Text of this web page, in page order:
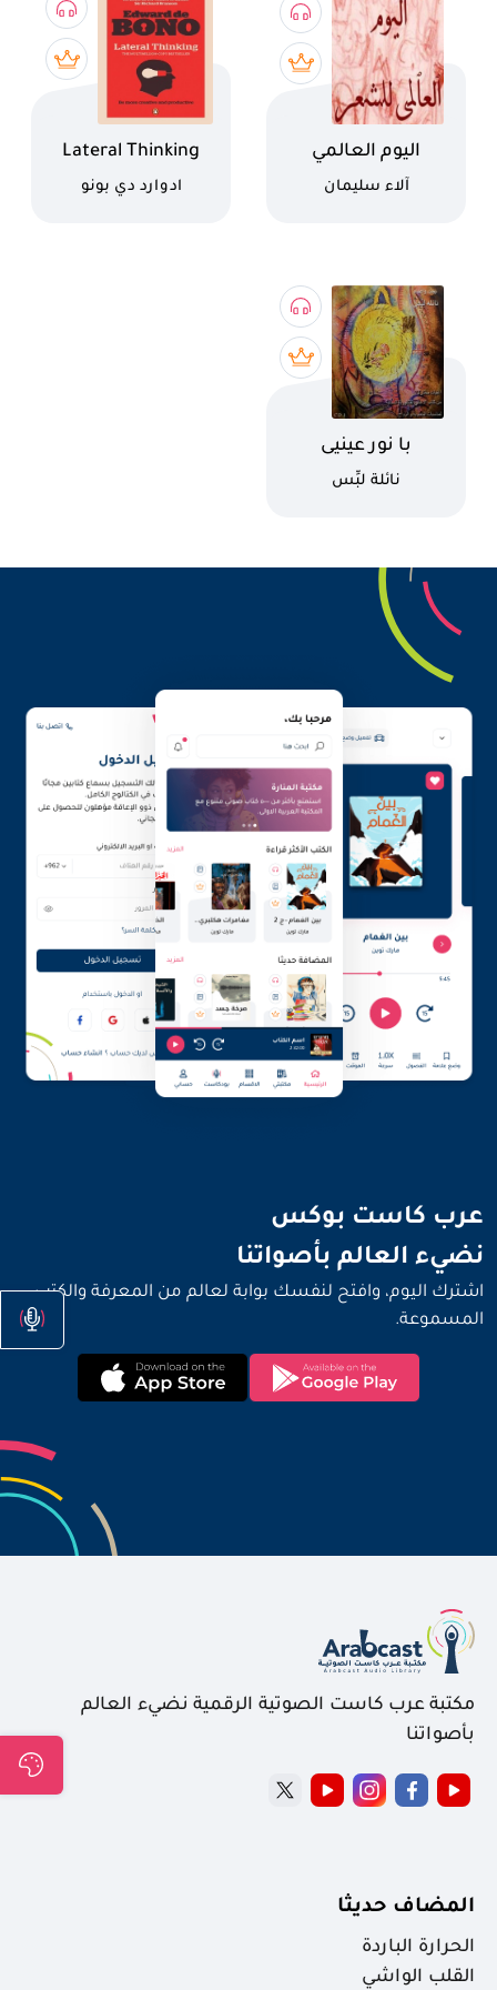
اسم الكتاب
اليوم العالمي
للشعركاتب
آلاء سليمان
اسم الكتاب
Lateral Thinking
كاتب
ادوارد دي بونو
اسم الكتاب
با نور عينيى
كاتب
نائلة لبِّس
عرب كاست بوكس
نضيء العالم بأصواتنا
اشترك اليوم، وافتح لنفسك بوابة لعالم من المعرفة والكتب
المسموعة.
مكتبة عرب كاست الصوتية الرقمية نضيء العالم
بأصواتنا
المضاف حديثا
الحرارة الباردة
القلب الواشي